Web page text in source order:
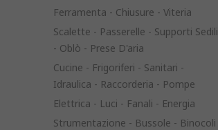
Ferramenta - Chiusure - Viteria
Scalette - Passerelle - Supporti Sedili
- Oblò - Prese D'aria
Cucine - Frigoriferi - Sanitari -
Idraulica - Raccorderia - Pompe
Elettrica - Luci - Fanali - Energia
Strumentazione - Bussole - Binocoli